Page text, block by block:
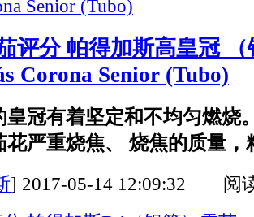
评分 帕得加斯高皇冠 （
Corona Senior (Tubo)
皇冠有着坚定和不均匀燃烧
花严重烧焦、 烧焦的质量，
] 2017-05-14 12:09:32 阅